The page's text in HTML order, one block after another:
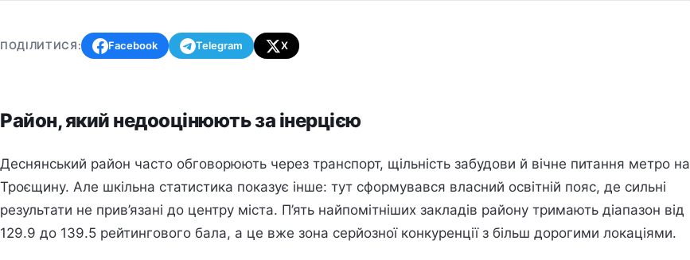
ПОДІЛИТИСЯ: Facebook Telegram X
Район, який недооцінюють за інерцією
Деснянський район часто обговорюють через транспорт, щільність забудови й вічне питання метро на
Троєщину. Але шкільна статистика показує інше: тут сформувався власний освітній пояс, де сильні
результати не прив’язані до центру міста. П’ять найпомітніших закладів району тримають діапазон від
129.9 до 139.5 рейтингового бала, а це вже зона серйозної конкуренції з більш дорогими локаціями.